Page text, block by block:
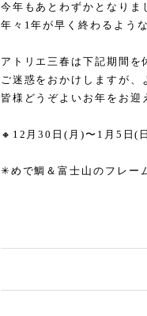
今年もあとわずかとなりま
年々1年が早く終わるよう
アトリエ三春は下記期間を
ご迷惑をおかけしますが、
皆様どうぞよいお年をお迎
🔸12月30日(月)〜1月5日(
✳︎めで鯛＆富士山のフレー